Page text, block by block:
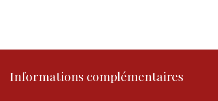
Informations complémentaires